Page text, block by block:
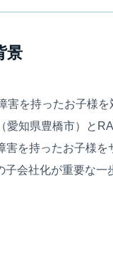
景
害を持ったお子様
愛知県豊橋市）と
害を持ったお子様
会社化が重要な一